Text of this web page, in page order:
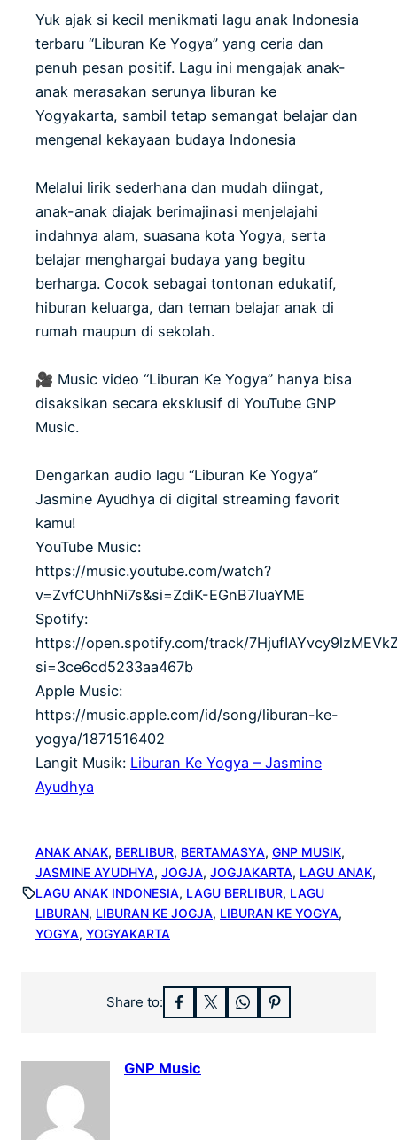
Yuk ajak si kecil menikmati lagu anak Indonesia
terbaru “Liburan Ke Yogya” yang ceria dan
penuh pesan positif. Lagu ini mengajak anak-
anak merasakan serunya liburan ke
Yogyakarta, sambil tetap semangat belajar dan
mengenal kekayaan budaya Indonesia
Melalui lirik sederhana dan mudah diingat,
anak-anak diajak berimajinasi menjelajahi
indahnya alam, suasana kota Yogya, serta
belajar menghargai budaya yang begitu
berharga. Cocok sebagai tontonan edukatif,
hiburan keluarga, dan teman belajar anak di
rumah maupun di sekolah.
🎥 Music video “Liburan Ke Yogya” hanya bisa
disaksikan secara eksklusif di YouTube GNP
Music.
Dengarkan audio lagu “Liburan Ke Yogya”
Jasmine Ayudhya di digital streaming favorit
kamu!
YouTube Music:
https://music.youtube.com/watch?
v=ZvfCUhhNi7s&si=ZdiK-EGnB7IuaYME
Spotify:
https://open.spotify.com/track/
si=3ce6cd5233aa467b
Apple Music:
https://music.apple.com/id/song/liburan-ke-
yogya/1871516402
Langit Musik: Liburan Ke Yogya – Jasmine
Ayudhya
ANAK ANAK, BERLIBUR, BERTAMASYA, GNP MUSIK
JASMINE AYUDHYA, JOGJA, JOGJAKARTA, LAGU ANAK
LAGU ANAK INDONESIA, LAGU BERLIBUR, LAGU
LIBURAN, LIBURAN KE JOGJA, LIBURAN KE YOGYA
YOGYA, YOGYAKARTA
Share to:
GNP Music